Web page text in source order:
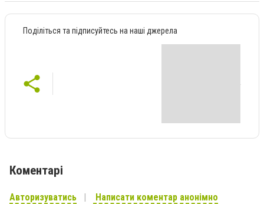
Поділіться та підписуйтесь на наші джерела
Коментарі
Авторизуватись Написати коментар анонімно